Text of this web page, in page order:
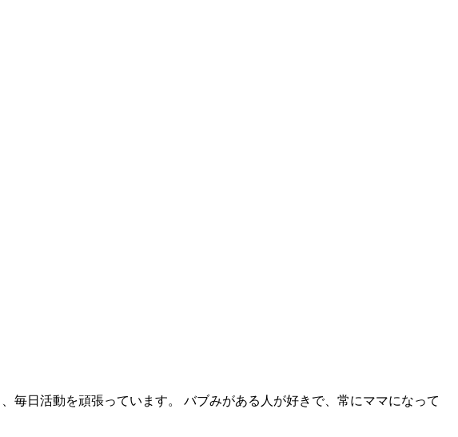
毎日活動を頑張っています。 バブみがある人が好きで、常にママになって